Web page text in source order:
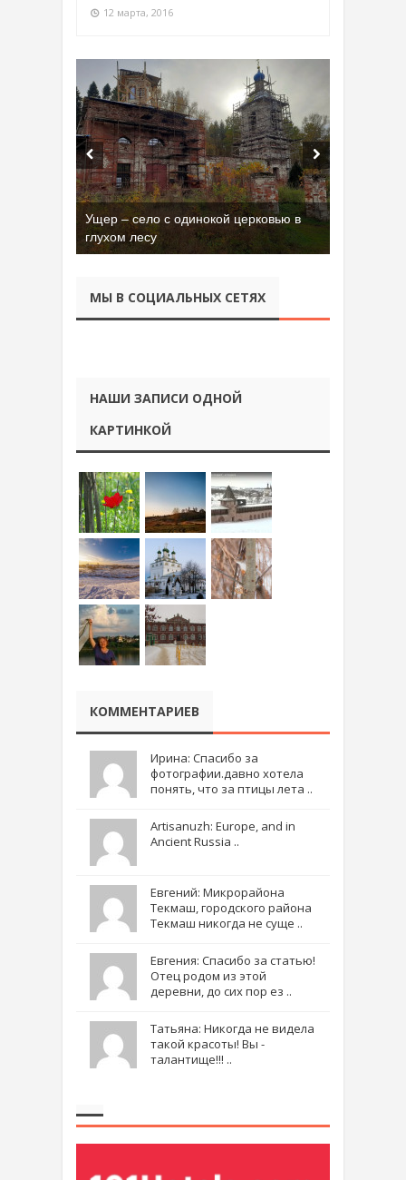
12 марта, 2016
Бывшая танковая часть имени Сухэ-
Батора во Владимире
МЫ В СОЦИАЛЬНЫХ СЕТЯХ
НАШИ ЗАПИСИ ОДНОЙ
КАРТИНКОЙ
КОММЕНТАРИЕВ
Ирина: Спасибо за
фотографии.давно хотела
понять, что за птицы лета ..
Artisanuzh: Europe, and in
Ancient Russia ..
Евгений: Микрорайона
Текмаш, городского района
Текмаш никогда не суще ..
Евгения: Спасибо за статью!
Отец родом из этой
деревни, до сих пор ез ..
Татьяна: Никогда не видела
такой красоты! Вы -
талантище!!! ..